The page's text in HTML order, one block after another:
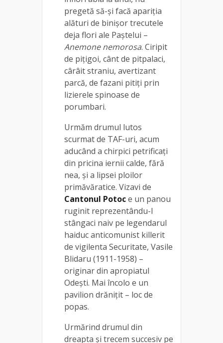
pregetă să-și facă apariția
alături de binișor trecutele
deja flori ale Paștelui –
Anemone nemorosa. Ciripit
de pițigoi, cânt de pitpalaci,
cârâit straniu, avertizant
parcă, de fazani pitiți prin
lizierele spinoase de
porumbari.
Urmăm drumul lutos
scurmat de TAF-uri, acum
aducând a chirpici petrificați
din pricina iernii calde, fără
nea, și a lipsei ploilor
primăvăratice. Vizavi de
Cantonul Potoce un panou
ruginit reprezentându-l
stângaci naiv pe legendarul
haiduc anticomunist killerit
de vigilenta Securitate, Vasile
Blidaru (1911-1958) –
originar din apropiatul
Odești. Mai încolo e un
pavilion drănițit – loc de
popas.
Urmărind drumul din
dreapta și trecem succesiv pe